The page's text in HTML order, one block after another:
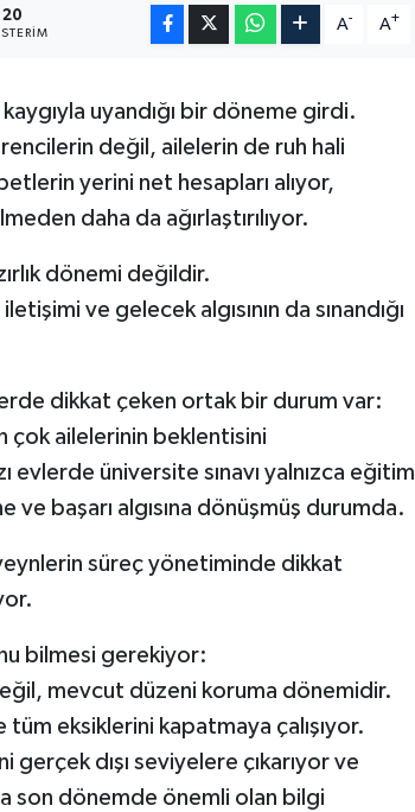
20 A- A+
uyandığı bir döneme girdi.
değil, ailelerin de ruh hali
yerini net hesapları alıyor,
daha da ağırlaştırılıyor.
dönemi değildir.
ve gelecek algısının da sınandığı
dikkat çeken ortak bir durum var:
çok ailelerinin beklentisini
evlerde üniversite sınavı yalnızca eğitim
ve başarı algısına dönüşmüş durumda.
süreç yönetiminde dikkat
bilmesi gerekiyor:
mevcut düzeni koruma dönemidir.
eksiklerini kapatmaya çalışıyor.
dışı seviyelere çıkarıyor ve
son dönemde önemli olan bilgi